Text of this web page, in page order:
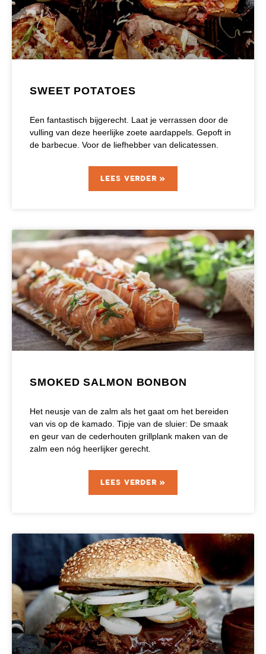
SWEET POTATOES
Een fantastisch bijgerecht. Laat je verrassen door de
vulling van deze heerlijke zoete aardappels. Gepoft in
de barbecue. Voor de liefhebber van delicatessen.
LEES VERDER »
SMOKED SALMON BONBON
Het neusje van de zalm als het gaat om het bereiden
van vis op de kamado. Tipje van de sluier: De smaak
en geur van de cederhouten grillplank maken van de
zalm een nóg heerlijker gerecht.
LEES VERDER »